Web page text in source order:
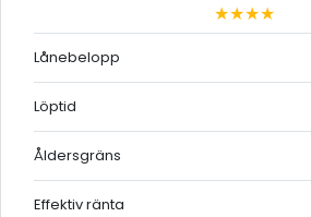
★★★★
Lånebelopp
Löptid
Åldersgräns
Effektiv ränta